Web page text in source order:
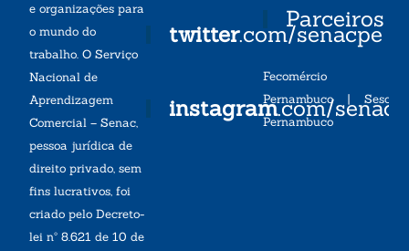
e organizações para
o mundo do
trabalho. O Serviço
Nacional de
Aprendizagem
Comercial – Senac,
pessoa jurídica de
direito privado, sem
fins lucrativos, foi
criado pelo Decreto-
lei nº 8.621 de 10 de
twitter.com/senacpe
instagram.com/
Parceiros
Fecomércio
Pernambuco| Sesc
Pernambuco